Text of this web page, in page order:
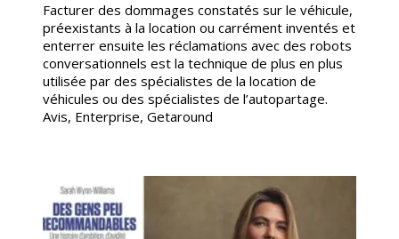
Facturer des dommages constatés sur le véhicule,
préexistants à la location ou carrément inventés et
enterrer ensuite les réclamations avec des robots
conversationnels est la technique de plus en plus
utilisée par des spécialistes de la location de
véhicules ou des spécialistes de l’autopartage.
Avis, Enterprise, Getaround